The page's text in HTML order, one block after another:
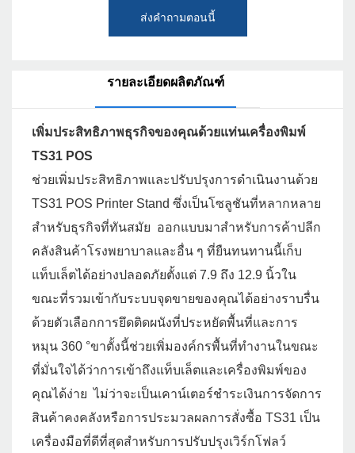
ส่งคำถามตอนนี้
รายละเอียดผลิตภัณฑ์
เพิ่มประสิทธิภาพธุรกิจของคุณด้วยแท่นเครื่องพิมพ์
TS31 POS
ช่วยเพิ่มประสิทธิภาพและปรับปรุงการดำเนินงานด้วย
TS31 POS Printer Stand ซึ่งเป็นโซลูชันที่หลากหลาย
สำหรับธุรกิจที่ทันสมัย ออกแบบมาสำหรับการค้าปลีก
คลังสินค้าโรงพยาบาลและอื่น ๆ ที่ยืนทนทานนี้เก็บ
แท็บเล็ตได้อย่างปลอดภัยตั้งแต่ 7.9 ถึง 12.9 นิ้วใน
ขณะที่รวมเข้ากับระบบจุดขายของคุณได้อย่างราบรื่น
ด้วยตัวเลือกการยึดติดผนังที่ประหยัดพื้นที่และการ
หมุน 360 °ขาตั้งนี้ช่วยเพิ่มองค์กรพื้นที่ทำงานในขณะ
ที่มั่นใจได้ว่าการเข้าถึงแท็บเล็ตและเครื่องพิมพ์ของ
คุณได้ง่าย ไม่ว่าจะเป็นเคาน์เตอร์ชำระเงินการจัดการ
สินค้าคงคลังหรือการประมวลผลการสั่งซื้อ TS31 เป็น
เครื่องมือที่ดีที่สุดสำหรับการปรับปรุงเวิร์กโฟลว์